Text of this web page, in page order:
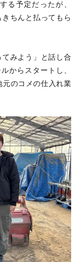
る予定だったが、
きちんと払ってもら
みよう」と話し合
からスタートし、
元のコメの仕入れ業